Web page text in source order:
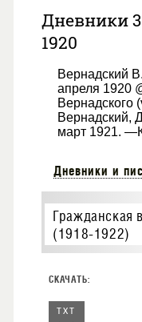
Дневники
1920
Вернадский
апреля 1920
Вернадского
Вернадский,
март 1921.
Дневники и
Гражданская
(1918-1922)
TXT